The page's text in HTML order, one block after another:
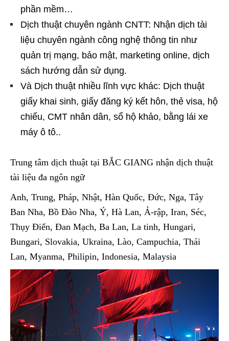
phần mềm…
Dịch thuật chuyên ngành CNTT: Nhận dịch tài
liệu chuyên ngành công nghệ thông tin như
quản trị mạng, bảo mật, marketing online, dịch
sách hướng dẫn sử dụng.
Và Dịch thuật nhiều lĩnh vực khác: Dịch thuật
giấy khai sinh, giấy đăng ký kết hôn, thẻ visa, hộ
chiếu, CMT nhân dân, sổ hộ khảo, bằng lái xe
máy ô tô..
Trung tâm dịch thuật tại BẮC GIANG nhận dịch thuật
tài liệu đa ngôn ngữ
Anh, Trung, Pháp, Nhật, Hàn Quốc, Đức, Nga, Tây
Ban Nha, Bồ Đào Nha, Ý, Hà Lan, Ả-rập, Iran, Séc,
Thụy Điển, Đan Mạch, Ba Lan, La tinh, Hungari,
Bungari, Slovakia, Ukraina, Lào, Campuchia, Thái
Lan, Myanma, Philipin, Indonesia, Malaysia